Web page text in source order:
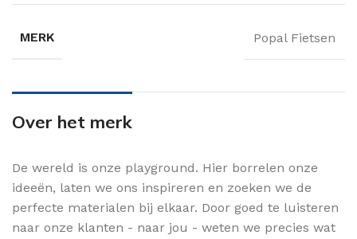
MERK Popal Fietsen
Over het merk
De wereld is onze playground. Hier borrelen onze
ideeën, laten we ons inspireren en zoeken we de
perfecte materialen bij elkaar. Door goed te luisteren
naar onze klanten - naar jou - weten we precies wat